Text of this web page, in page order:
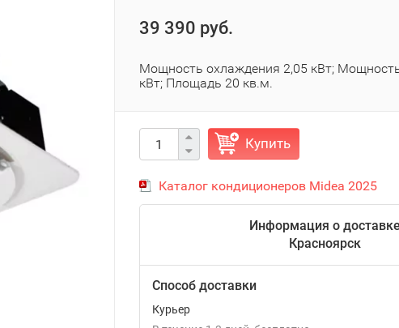
39 390 руб.
Мощность охлаждения 2,05 кВт;
кВт; Площадь 20 кв.м.
Купить
Каталог кондиционеров Midea 2025
Информация о доставке
Красноярск
Способ доставки
Курьер